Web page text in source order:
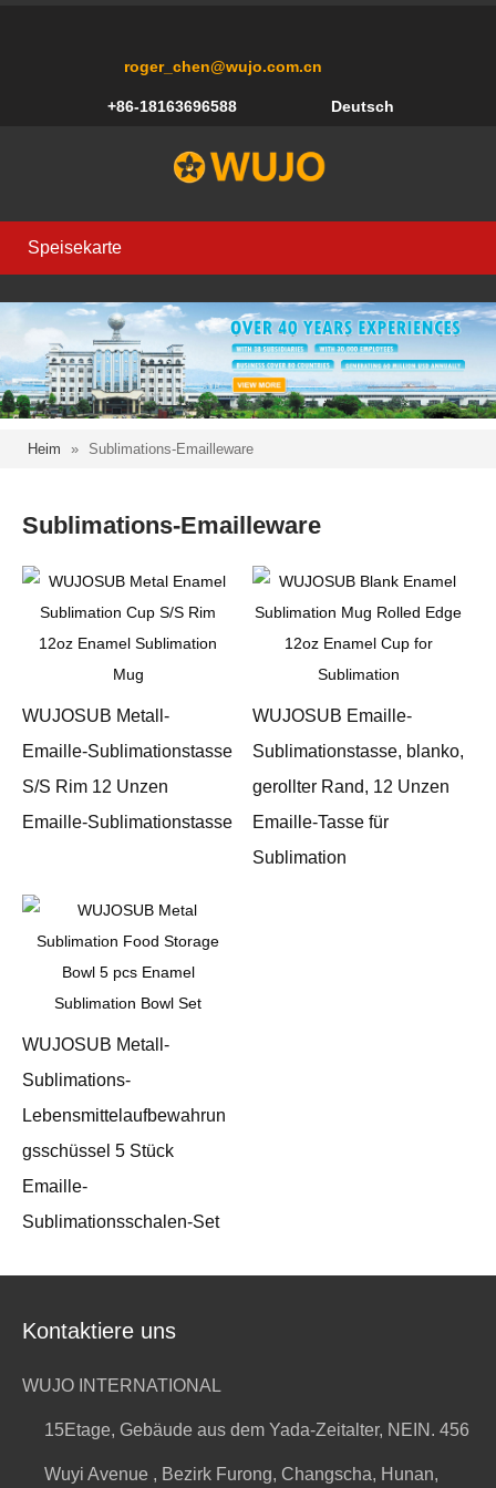
roger_chen@wujo.com.cn
+86-18163696588 Deutsch
Speisekarte
Heim » Sublimations-Emailleware
Sublimations-Emailleware
WUJOSUB Metall-
Emaille-Sublimationstasse
S/S Rim 12 Unzen
Emaille-Sublimationstasse
WUJOSUB Emaille-
Sublimationstasse, blanko,
gerollter Rand, 12 Unzen
Emaille-Tasse für
Sublimation
WUJOSUB Metall-
Sublimations-
Lebensmittelaufbewahrun
gsschüssel 5 Stück
Emaille-
Sublimationsschalen-Set
Kontaktiere uns
WUJO INTERNATIONAL
15Etage, Gebäude aus dem Yada-Zeitalter, NEIN. 456
Wuyi Avenue , Bezirk Furong, Changscha, Hunan,